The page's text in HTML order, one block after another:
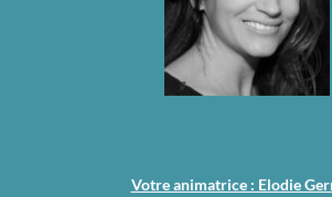
Votre animatrice : Elodie